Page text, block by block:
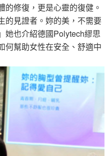
的修復，更是心靈的復健。
的見證者。妳的美，不需要
她也介紹德國Polytech繆思
何幫助女性在安全、舒適中